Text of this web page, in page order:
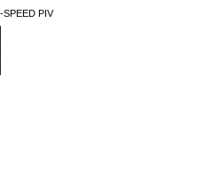
PIV